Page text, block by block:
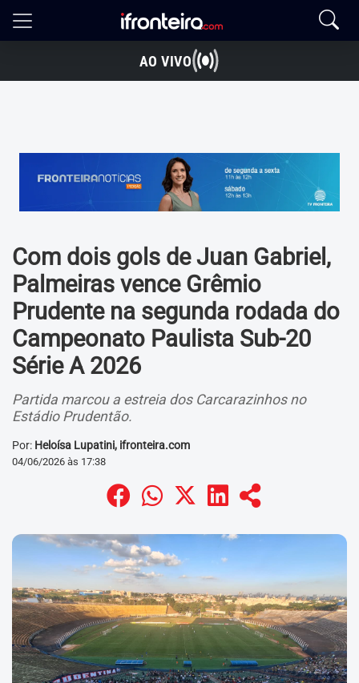
AO VIVO
Com dois gols de Juan Gabriel,
Palmeiras vence Grêmio
Prudente na segunda rodada do
Campeonato Paulista Sub-20
Série A 2026
Partida marcou a estreia dos Carcarazinhos no
Estádio Prudentão.
Por: Heloísa Lupatini, ifronteira.com
04/06/2026 às 17:38